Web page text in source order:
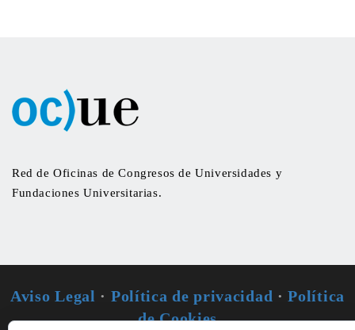
Red de Oficinas de Congresos de Universidades y
Fundaciones Universitarias.
Aviso Legal · Política de privacidad ·Política
de Cookies